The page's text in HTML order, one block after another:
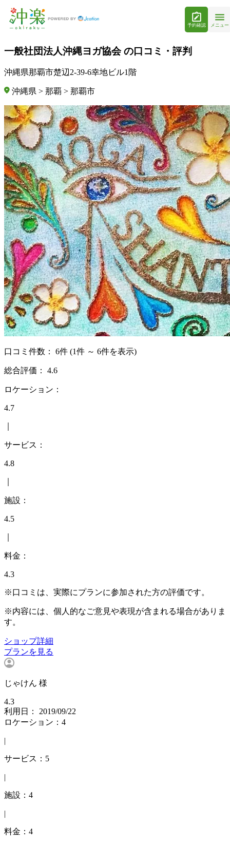
予約確認 メニュー
一般社団法人沖縄ヨガ協会 の口コミ・評判
沖縄県那覇市楚辺2-39-6幸地ビル1階
沖縄県 > 那覇 > 那覇市
口コミ件数： 6件 (1件 ～ 6件を表示)
総合評価： 4.6
ロケーション：
4.7
サービス：
4.8
施設：
4.5
料金：
4.3
※口コミは、実際にプランに参加された方の評価です。
※内容には、個人的なご意見や表現が含まれる場合がありま
す。
ショップ詳細
プランを見る
じゃけん 様
4.3
利用日： 2019/09/22
ロケーション：4
|
サービス：5
|
施設：4
|
料金：4